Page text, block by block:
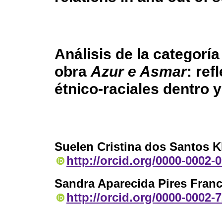
Análisis de la
obra Azur e Asmar:
étnico-raciales dentro
Suelen Cristina dos Santos
http://orcid.org/0000-0002-
Sandra Aparecida Pires
http://orcid.org/0000-0002-